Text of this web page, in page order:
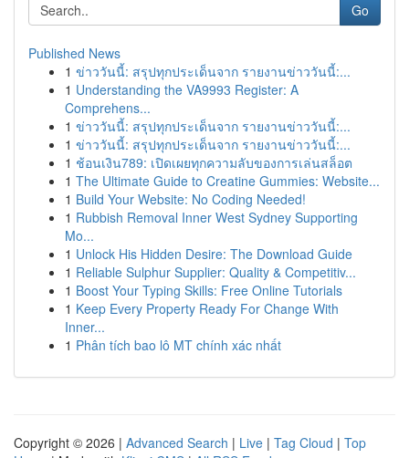
Go
Published News
1 ข่าววันนี้: สรุปทุกประเด็นจาก รายงานข่าววันนี้:...
1 Understanding the VA9993 Register: A
Comprehens...
1 ข่าววันนี้: สรุปทุกประเด็นจาก รายงานข่าววันนี้:...
1 ข่าววันนี้: สรุปทุกประเด็นจาก รายงานข่าววันนี้:...
1 ช้อนเงิน789: เปิดเผยทุกความลับของการเล่นสล็อต
1 The Ultimate Guide to Creatine Gummies: Website...
1 Build Your Website: No Coding Needed!
1 Rubbish Removal Inner West Sydney Supporting
Mo...
1 Unlock His Hidden Desire: The Download Guide
1 Reliable Sulphur Supplier: Quality & Competitiv...
1 Boost Your Typing Skills: Free Online Tutorials
1 Keep Every Property Ready For Change With
Inner...
1 Phân tích bao lô MT chính xác nhất
Copyright © 2026 | Advanced Search | Live | Tag Cloud | Top